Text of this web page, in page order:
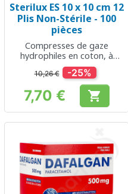
Sterilux ES 10 x 10 cm 12
Plis Non-Stérile - 100
pièces
Compresses de gaze
hydrophiles en coton, à
bords rentrés
10,26 € -25%
Prix
7,70 € 